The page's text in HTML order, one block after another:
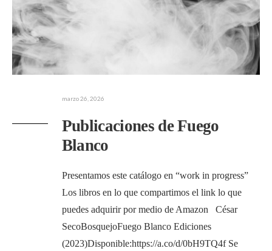
marzo 26, 2026
Publicaciones de Fuego
Blanco
Presentamos este catálogo en “work in progress”
Los libros en lo que compartimos el link lo que
puedes adquirir por medio de Amazon César
SecoBosquejoFuego Blanco Ediciones
(2023)Disponible:https://a.co/d/0bH9TQ4f Se